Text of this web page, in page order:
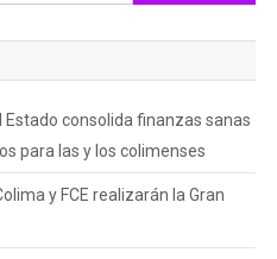
Estado consolida finanzas sanas
para las y los colimenses
y FCE realizarán la Gran